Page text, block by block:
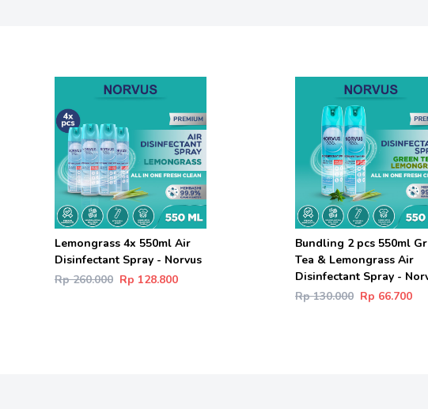
Lemongrass 4x 550ml Air
Disinfectant Spray - Norvus
Rp 260.000 Rp 128.800
Bundling 2 pcs 550ml
Tea & Lemongrass Air
Disinfectant Spray -
Rp 130.000 Rp 66.700